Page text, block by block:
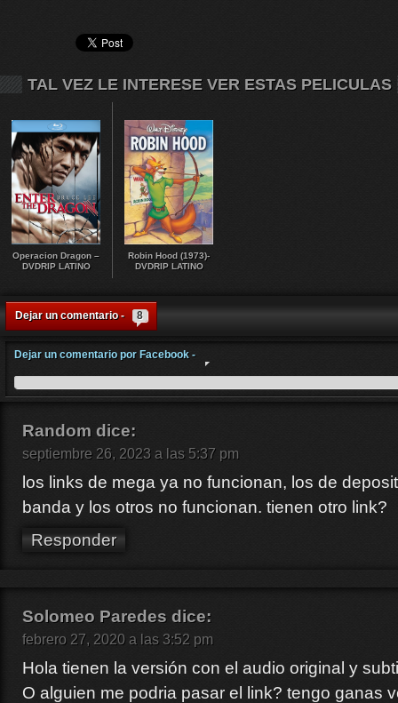
TAL VEZ LE INTERESE VER ESTAS PELICULAS
Operacion Dragon –
DVDRIP LATINO
Robin Hood (1973)-
DVDRIP LATINO
Dejar un comentario - 8
Dejar un comentario por Facebook -
Random dice:
septiembre 26, 2023 a las 5:37 pm
los links de mega ya no funcionan, los de
banda y los otros no funcionan. tienen otro link?
Responder
Solomeo Paredes dice:
febrero 27, 2020 a las 3:52 pm
Hola tienen la versión con el audio original y
O alguien me podria pasar el link? tengo ganas